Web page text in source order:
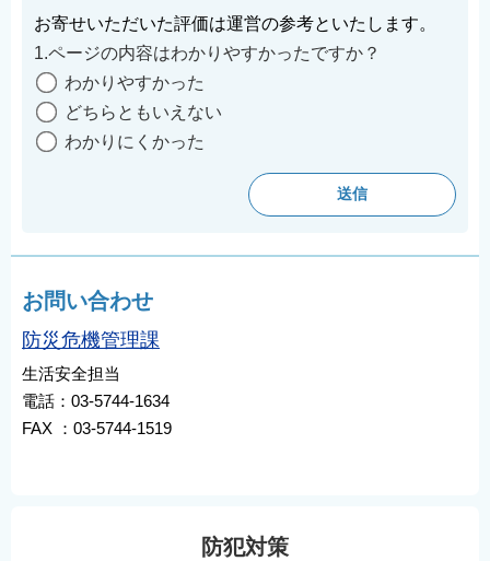
お寄せいただいた評価は運営の参考といたします。
1.ページの内容はわかりやすかったですか？
わかりやすかった
どちらともいえない
わかりにくかった
お問い合わせ
防災危機管理課
生活安全担当
電話：03-5744-1634
FAX ：03-5744-1519
防犯対策